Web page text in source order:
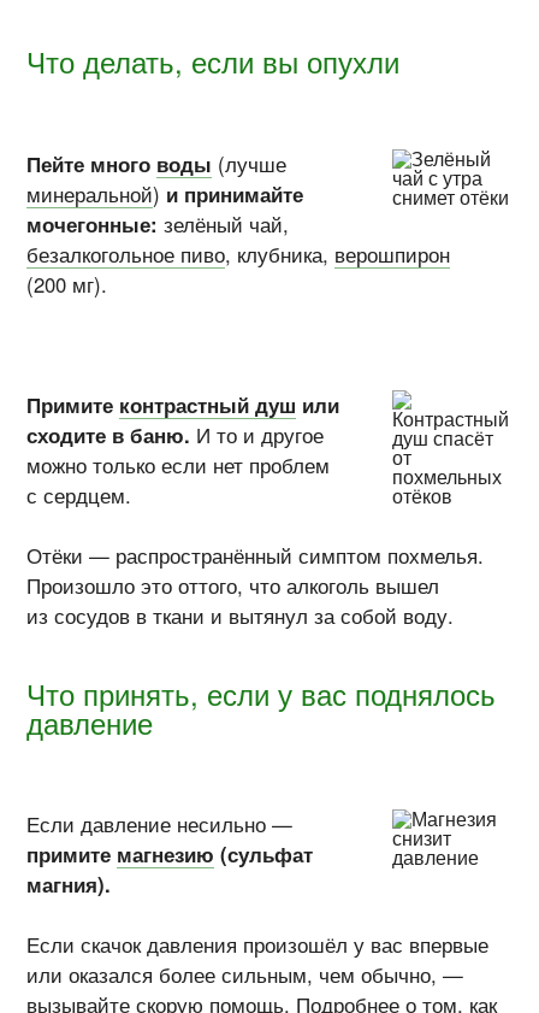
Что делать, если вы опухли
Пейте много воды (лучше
минеральной) и принимайте
мочегонные: зелёный чай,
безалкогольное пиво, клубника, верошпирон
(200 мг).
Примите контрастный душ или
сходите в баню. И то и другое
можно только если нет проблем
с сердцем.
Отёки — распространённый симптом похмелья.
Произошло это оттого, что алкоголь вышел
из сосудов в ткани и вытянул за собой воду.
Что принять, если у вас поднялось
давление
Если давление несильно —
примите магнезию (сульфат
магния).
Если скачок давления произошёл у вас впервые
или оказался более сильным, чем обычно, —
вызывайте скорую помощь. Подробнее о том, как